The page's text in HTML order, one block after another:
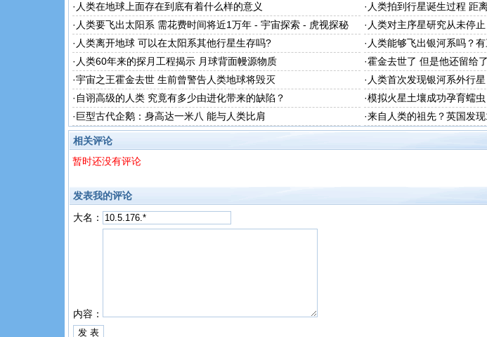
· 人类在地球上面存在到底有着什么样的意义 · 人类拍到行星诞生过程 距
· 人类要飞出太阳系 需花费时间将近1万年 - 宇宙探索 - 虎视探秘 · 人类对主序星研究从未停
· 人类离开地球 可以在太阳系其他行星生存吗? · 人类能够飞出银河系吗？
· 人类60年来的探月工程揭示 月球背面幔源物质 ·霍金去世了 但是他还留给
·宇宙之王霍金去世 生前曾警告人类地球将毁灭 · 人类首次发现银河系外行
· 自诩高级的人类 究竟有多少由进化带来的缺陷？ ·模拟火星土壤成功孕育蠕
·巨型古代企鹅：身高达一米八 能与人类比肩 ·来自人类的祖先？英国发
相关评论
暂时还没有评论
发表我的评论
大名：
内容：